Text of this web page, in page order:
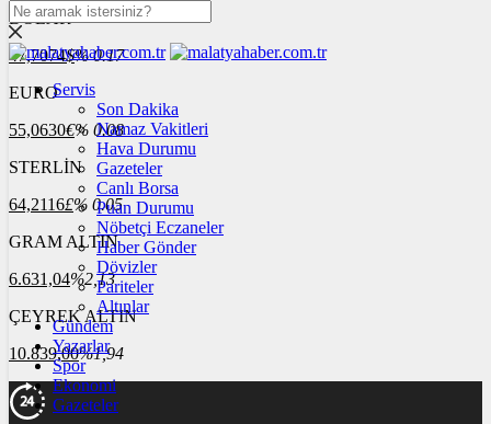
DOLAR
47,7074$% 0.17
EURO
55,0630€% 0.08
STERLİN
64,2116£% 0.05
GRAM ALTIN
6.631,04%2,13
ÇEYREK ALTIN
10.839,00%1,94
Servis
Son Dakika
Namaz Vakitleri
Hava Durumu
Gazeteler
Canlı Borsa
Puan Durumu
Nöbetçi Eczaneler
Haber Gönder
Dövizler
Pariteler
Altınlar
Gündem
Yazarlar
Spor
Ekonomi
Gazeteler